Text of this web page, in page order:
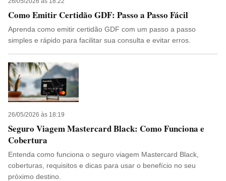
Como Emitir Certidão GDF: Passo a Passo Fácil
Aprenda como emitir certidão GDF com um passo a passo
simples e rápido para facilitar sua consulta e evitar erros.
26/05/2026 às 18:19
Seguro Viagem Mastercard Black: Como Funciona e
Cobertura
Entenda como funciona o seguro viagem Mastercard Black,
coberturas, requisitos e dicas para usar o benefício no seu
próximo destino.